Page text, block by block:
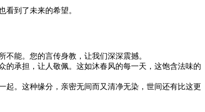
到了未来的希望。
能。您的言传身教，让我们深深震撼。
承担，让人敬佩。这如沐春风的每一天，这饱含法味的
。这种缘分，亲密无间而又清净无染，世间还有比这更